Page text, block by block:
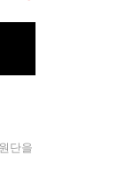
단을